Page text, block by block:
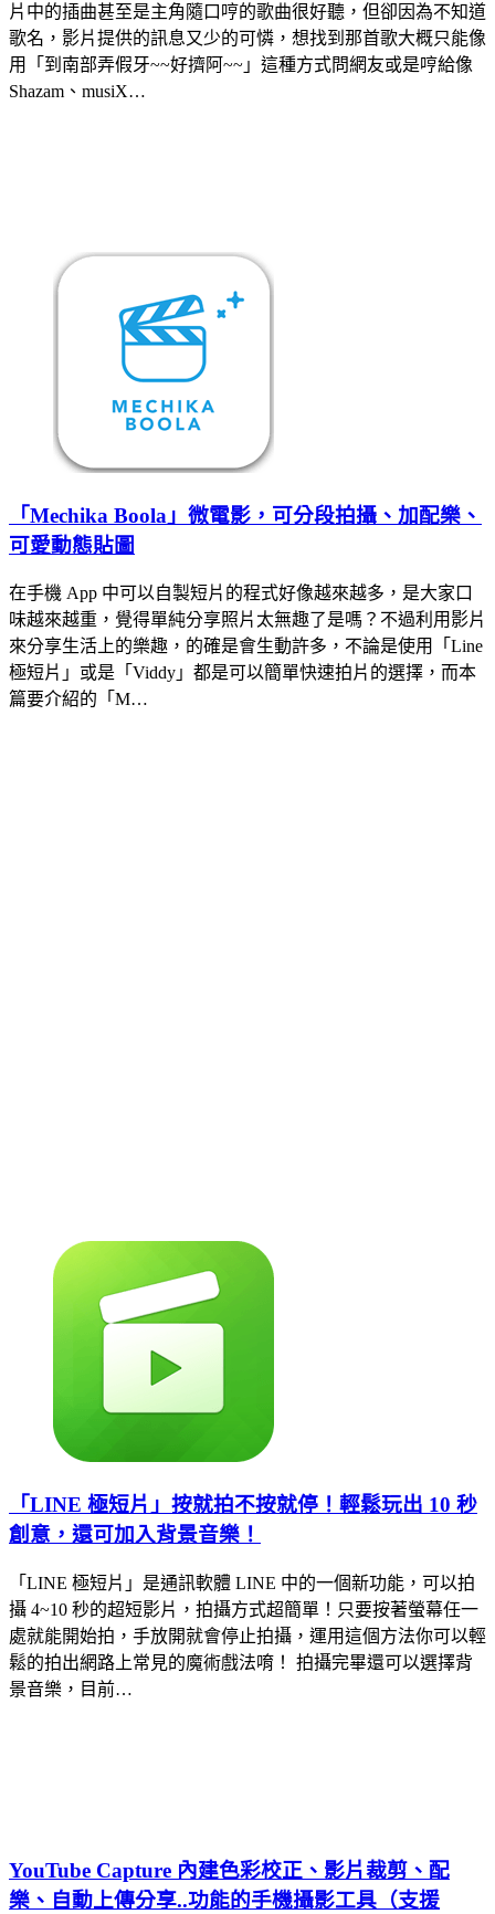
片中的插曲甚至是主角隨口哼的歌曲很好聽，但卻因為不知道
歌名，影片提供的訊息又少的可憐，想找到那首歌大概只能像
用「到南部弄假牙~~好擠阿~~」這種方式問網友或是哼給像
Shazam、musiX…
「Mechika Boola」微電影，可分段拍攝、加配樂、
可愛動態貼圖
在手機 App 中可以自製短片的程式好像越來越多，是大家口
味越來越重，覺得單純分享照片太無趣了是嗎？不過利用影片
來分享生活上的樂趣，的確是會生動許多，不論是使用「Line
極短片」或是「Viddy」都是可以簡單快速拍片的選擇，而本
篇要介紹的「M…
「LINE 極短片」按就拍不按就停！輕鬆玩出 10 秒
創意，還可加入背景音樂！
「LINE 極短片」是通訊軟體 LINE 中的一個新功能，可以拍
攝 4~10 秒的超短影片，拍攝方式超簡單！只要按著螢幕任一
處就能開始拍，手放開就會停止拍攝，運用這個方法你可以輕
鬆的拍出網路上常見的魔術戲法唷！ 拍攝完畢還可以選擇背
景音樂，目前…
YouTube Capture 內建色彩校正、影片裁剪、配
樂、自動上傳分享..功能的手機攝影工具（支援